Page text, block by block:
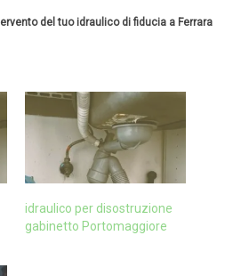
del tuo idraulico di fiducia a Ferrara
idraulico per disostruzione
gabinetto Portomaggiore